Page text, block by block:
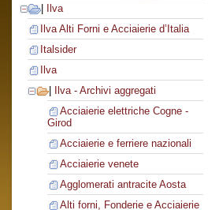
Ilva
Ilva Alti Forni e Acciaierie d’Italia
Italsider
Ilva
Ilva - Archivi aggregati
Acciaierie elettriche Cogne -
Girod
Acciaierie e ferriere nazionali
Acciaierie venete
Agglomerati antracite Aosta
Alti forni, Fonderie e Acciaierie